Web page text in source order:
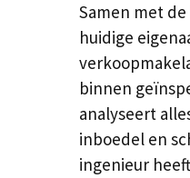
Samen met
huidige
binnen
analyseert
inboedel en
ingenieur